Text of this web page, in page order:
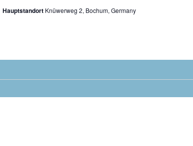
Hauptstandort Knüwerweg 2, Bochum, Germany